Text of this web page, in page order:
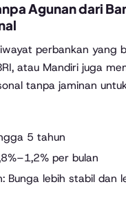
Agunan dari
perbankan yang
atau Mandiri juga
tanpa jaminan
5 tahun
per bulan
Bunga lebih stabil dan